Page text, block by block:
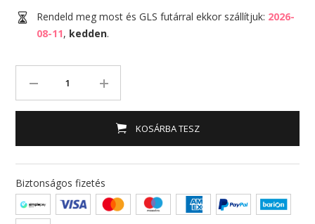
Rendeld meg most és GLS futárral ekkor szállítjuk: 2026-
08-11, kedden.
KOSÁRBA TESZ
Biztonságos fizetés